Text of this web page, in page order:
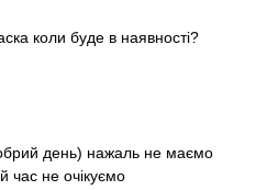
коли буде в наявності?
день) нажаль не маємо
час не очікуємо